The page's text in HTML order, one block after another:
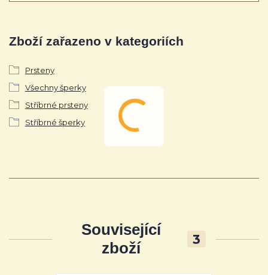
Zboží zařazeno v kategoriích
Prsteny
Všechny šperky
Stříbrné prsteny
Stříbrné šperky
Související
zboží
3